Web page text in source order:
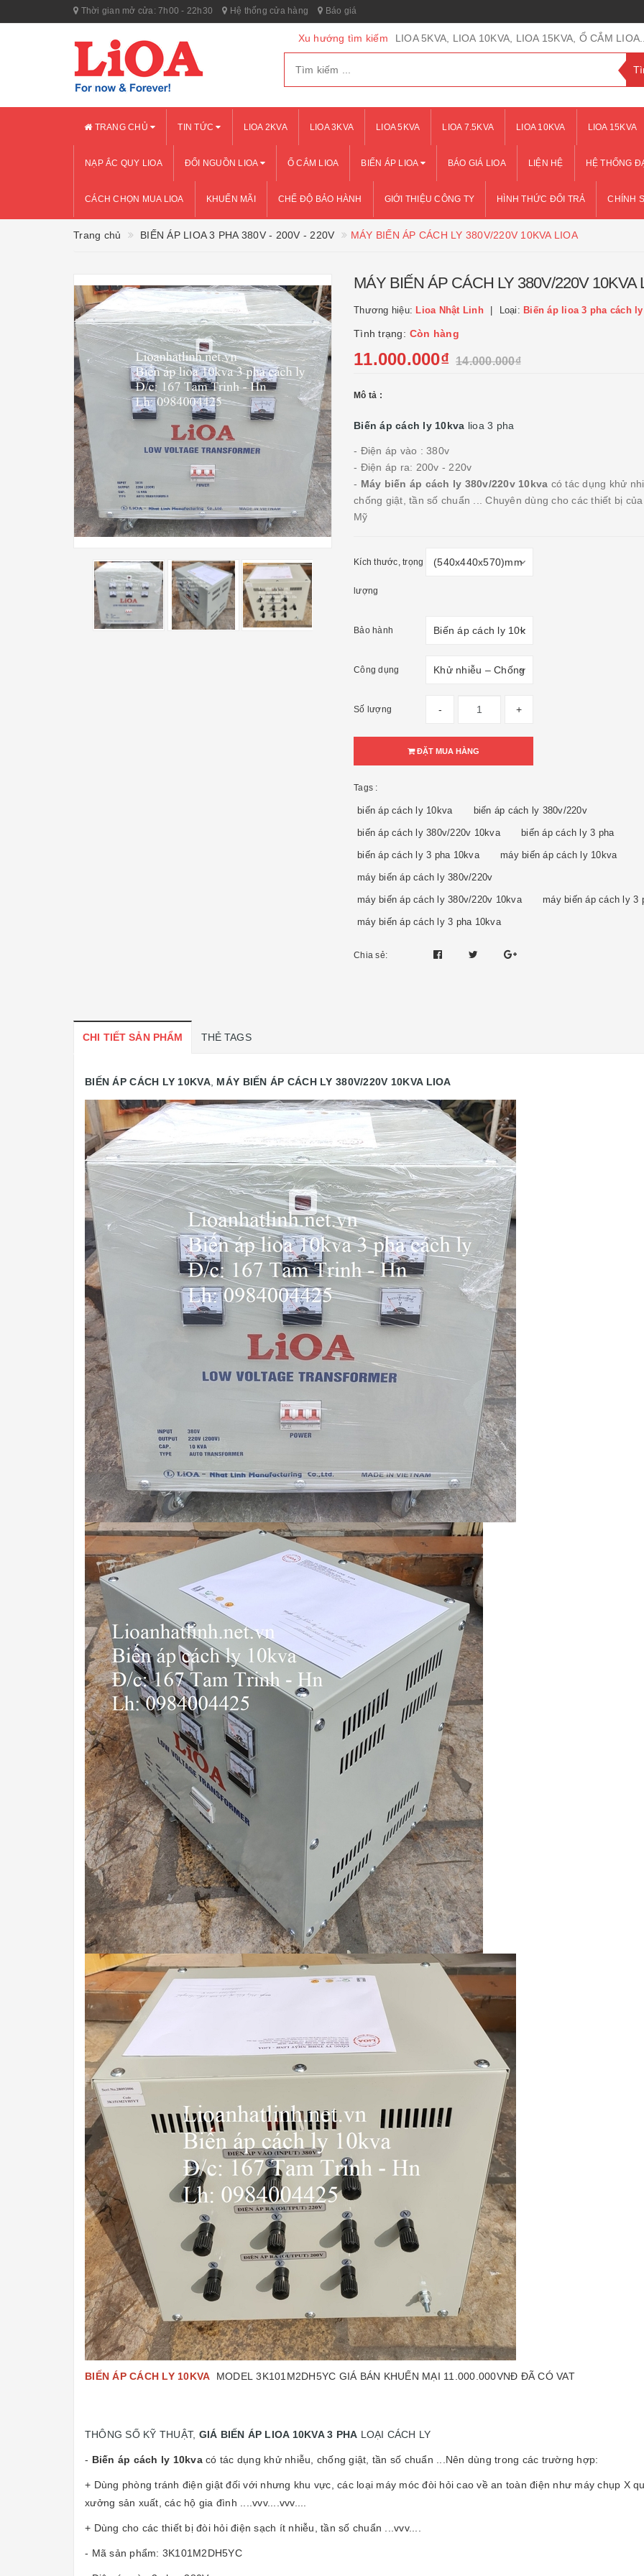
Thời gian mở cửa: 7h00 - 22h30 Hệ thống cửa hàng Báo giá
Xu hướng tìm kiếm LIOA 5KVA, LIOA 10KVA, LIOA 15KVA, Ổ CẮM
TRANG CHỦ TIN TỨC LIOA 2KVA LIOA 3KVA LIOA 5KVA LIOA 7.5KVA LIOA 10KVA LIOA 15KVA
NẠP ẮC QUY LIOA ĐỔI NGUỒN LIOA Ổ CẮM LIOA BIẾN ÁP LIOA BÁO GIÁ LIOA LIỆN HỆ HỆ THỐNG
CÁCH CHỌN MUA LIOA KHUẾN MÃI CHẾ ĐỘ BẢO HÀNH GIỚI THIỆU CÔNG TY HÌNH THỨC ĐỔI TRẢ CHÍNH
Trang chủ BIẾN ÁP LIOA 3 PHA 380V - 200V - 220V MÁY BIẾN ÁP CÁCH LY 380V/220V 10KVA LIOA
MÁY BIẾN ÁP CÁCH LY 380V/220V 10KVA
Thương hiệu: Lioa Nhật Linh Loại: Biến áp lioa 3 pha cách ly
Tình trạng: Còn hàng
11.000.000₫ 14.000.000₫
Mô tả :
Biến áp cách ly 10kva lioa 3 pha
- Điện áp vào : 380v
- Điện áp ra: 200v - 220v
- Máy biến áp cách ly 380v/220v 10kva có tác dụng khử
chống giật, tần số chuẩn ... Chuyên dùng cho các thiết bị
Mỹ
Kích thước, trọng
lượng
Bảo hành
Công dụng
Số lượng - +
ĐẶT MUA HÀNG
Tags :
biến áp cách ly 10kva biến áp cách ly 380v/220v
biến áp cách ly 380v/220v 10kva biến áp cách ly 3 pha
biến áp cách ly 3 pha 10kva máy biến áp cách ly 10kva
máy biến áp cách ly 380v/220v
máy biến áp cách ly 380v/220v 10kva máy biến áp cách ly 3
máy biến áp cách ly 3 pha 10kva
Chia sẻ:
CHI TIẾT SẢN PHẨM THẺ TAGS
BIẾN ÁP CÁCH LY 10KVA, MÁY BIẾN ÁP CÁCH LY 380V/220V 10KVA LIOA
BIẾN ÁP CÁCH LY 10KVA MODEL 3K101M2DH5YC GIÁ BÁN KHUẾN MẠI 11.000.000VNĐ ĐÃ CÓ VAT
THÔNG SỐ KỸ THUẬT, GIÁ BIẾN ÁP LIOA 10KVA 3 PHA LOẠI CÁCH LY
- Biến áp cách ly 10kva có tác dụng khử nhiễu, chống giật, tần số chuẩn ...Nên dùng trong các trường hợp:
+ Dùng phòng tránh điện giật đối với nhưng khu vực, các loại máy móc đòi hỏi cao về an toàn điện như máy chụp X
xưởng sản xuất, các hộ gia đình ....vvv....vvv....
+ Dùng cho các thiết bị đòi hỏi điện sạch ít nhiễu, tần số chuẩn ...vvv....
- Mã sản phẩm: 3K101M2DH5YC